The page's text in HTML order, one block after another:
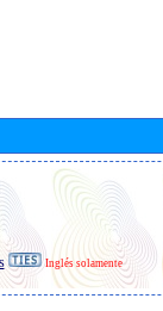
Inglés solamente